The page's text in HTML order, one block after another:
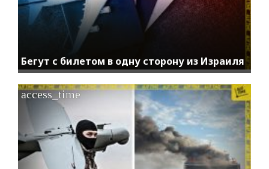
Бегут с билетом в одну сторону из Израиля
access_time